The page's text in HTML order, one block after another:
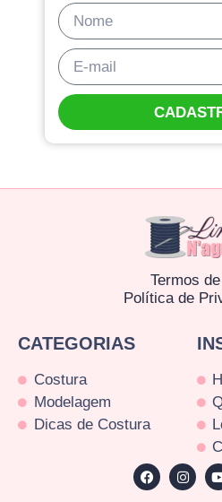
Termos
Política de
CATEGORIAS
Costura
Modelagem
Dicas de Costura